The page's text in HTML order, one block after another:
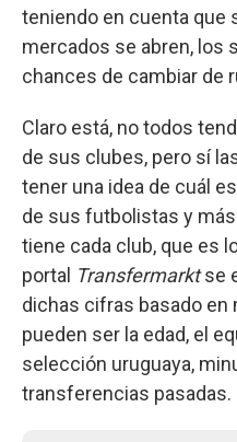
teniendo en cuenta que
mercados se abren, los
chances de cambiar de
Claro está, no todos
de sus clubes, pero sí
tener una idea de cuál
de sus futbolistas y
tiene cada club, que es
portal Transfermarktse
dichas cifras basado
pueden ser la edad, el
selección uruguaya,
transferencias pasadas.